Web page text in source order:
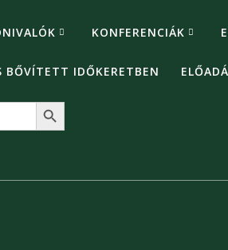
KONFERENCIÁK
BŐVÍTETT IDŐKERETBEN
Search Button